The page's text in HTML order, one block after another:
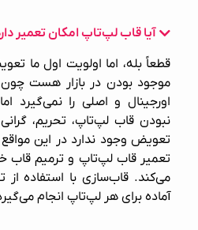
آیا قاب لپ‌تاپ امکان تعمیر
قطعاً بله، اما اولویت اول ما
موجود بودن در بازار هست
اورجینال و اصلی را نمی‌گیرد
نبودن قاب لپ‌تاپ، تحریم،
تعویض وجود ندارد در این
تعمیر قاب لپ‌تاپ و ترمیم قاب
می‌کند. قاب‌سازی با استفاده از
آماده برای هر لپ‌تاپ انجام